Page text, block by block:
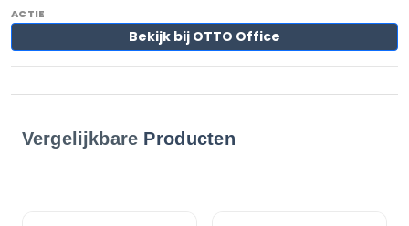
Bekijk bij OTTO Office
Vergelijkbare Producten